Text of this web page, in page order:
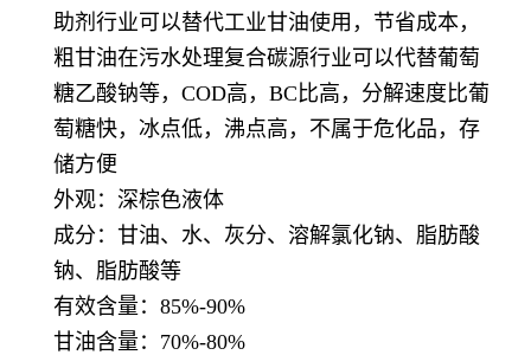
助剂行业可以替代工业甘油使用，节省成本，
粗甘油在污水处理复合碳源行业可以代替葡萄
糖乙酸钠等，COD高，BC比高，分解速度比葡
萄糖快，冰点低，沸点高，不属于危化品，存
储方便
外观：深棕色液体
成分：甘油、水、灰分、溶解氯化钠、脂肪酸
钠、脂肪酸等
有效含量：85%-90%
甘油含量：70%-80%